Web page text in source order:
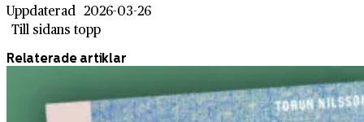
Uppdaterad 2026-03-26
Till sidans topp
Relaterade artiklar